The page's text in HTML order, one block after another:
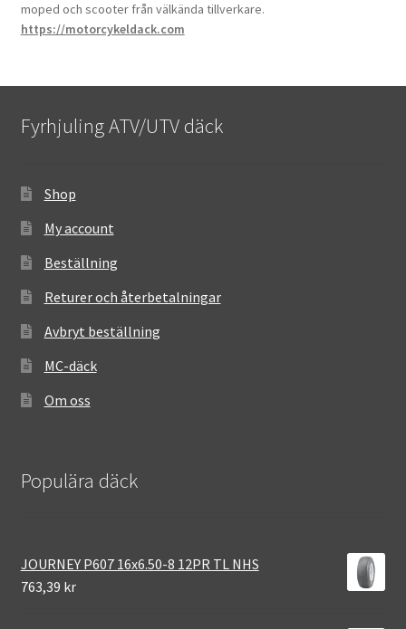
moped och scooter från välkända tillverkare.
https://motorcykeldack.com
Fyrhjuling ATV/UTV däck
Shop
My account
Beställning
Returer och återbetalningar
Avbryt beställning
MC-däck
Om oss
Populära däck
JOURNEY P607 16x6.50-8 12PR TL NHS
763,39 kr